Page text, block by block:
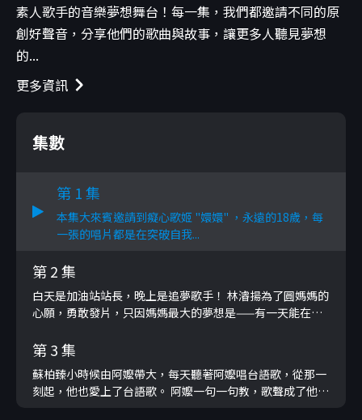
素人歌手的音樂夢想舞台！每一集，我們都邀請不同的原
創好聲音，分享他們的歌曲與故事，讓更多人聽見夢想
的...
更多資訊
集數
第 1 集
本集大來賓邀請到癡心歌姬 "嬛嬛" ，永遠的18歲，每
一張的唱片都是在突破自我...
第 2 集
白天是加油站站長，晚上是追夢歌手！ 林濬揚為了圓媽媽的
心願，勇敢發片，只因媽媽最大的夢想是——有一天能在電
第 3 集
蘇柏臻小時候由阿嬤帶大，每天聽著阿嬤唱台語歌，從那一
刻起，他也愛上了台語歌。 阿嬤一句一句教，歌聲成了他們